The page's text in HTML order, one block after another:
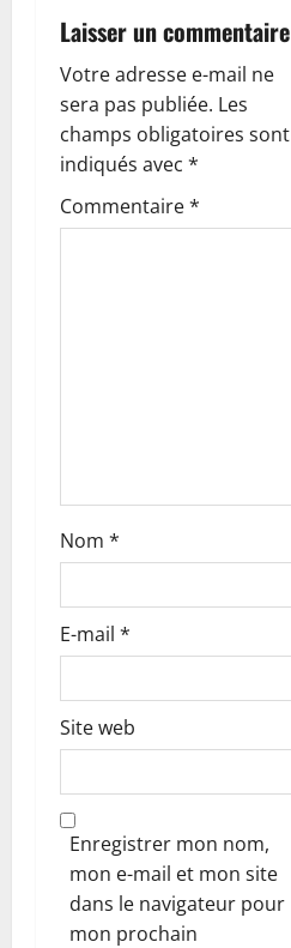
t
i
o
n
d
i
c
l
e
Laisser un commentaire
Votre adresse e-mail ne
sera pas publiée. Les
champs obligatoires sont
indiqués avec *
Commentaire*
Nom *
E-mail *
Site web
Enregistrer mon nom,
mon e-mail et mon site
dans le navigateur pour
mon prochain